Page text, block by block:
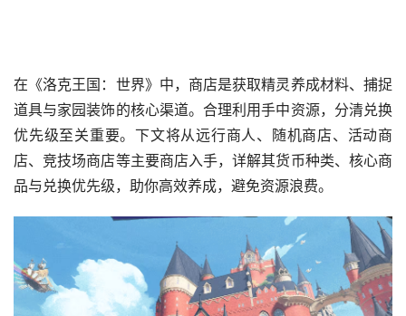
在《洛克王国：世界》中，商店是获取精灵养成材料、捕捉
道具与家园装饰的核心渠道。合理利用手中资源，分清兑换
优先级至关重要。下文将从远行商人、随机商店、活动商
店、竞技场商店等主要商店入手，详解其货币种类、核心商
品与兑换优先级，助你高效养成，避免资源浪费。